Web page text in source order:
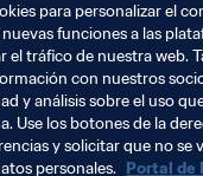
del triunfo.
más jugadores que
nacional (cinco),
o Aleksandr Samedov
goles en su feudo.
para personalizar el
funciones a las
el tráfico de nuestra web.
con nuestros
y análisis sobre el uso
Use los botones de la
y solicitar que no se
personales. Portal de